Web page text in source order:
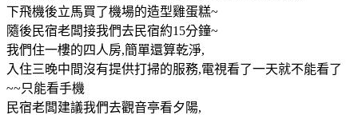
下飛機後立馬買了機場的造型雞蛋糕~
隨後民宿老闆接我們去民宿約15分鐘~
我們住一樓的四人房,簡單還算乾淨,
入住三晚中間沒有提供打掃的服務,電視看了一天就不能看了
~~只能看手機
民宿老闆建議我們去觀音亭看夕陽,